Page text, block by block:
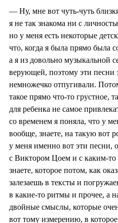
— Ну, мне вот чуть-чуть
я не так знакома ни с
но у меня есть некоторые
что, когда я была прямо была
а я из довольно музыкальной
верующей, поэтому эти песни
немножечко отпугивали.
такое прямо что-то грустное,
для ребенка не самое
со временем я поняла, что у
вообще, знаете, на такую вот
у меня именно вот эти песни,
с Виктором Цоем и с каким-то
знаете, которое потом, как
залезаешь в тексты и
в какие-то ритмы и прочее, а
двойные смыслы, которые
вот тому измерению, в